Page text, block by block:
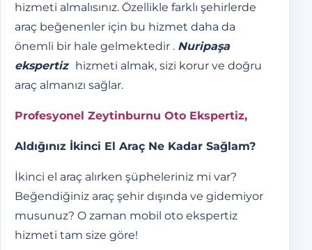
hizmeti almalısınız. Özellikle farklı şehirlerde
araç beğenenler için bu hizmet daha da
önemli bir hale gelmektedir . Nuripaşa
ekspertiz
hizmeti almak, sizi korur ve doğru
araç almanızı sağlar.
Profesyonel Zeytinburnu Oto Ekspertiz,
Aldığınız İkinci El Araç Ne Kadar Sağlam?
İkinci el araç alırken şüpheleriniz mi var?
Beğendiğiniz araç şehir dışında ve gidemiyor
musunuz? O zaman mobil oto ekspertiz
hizmeti tam size göre!